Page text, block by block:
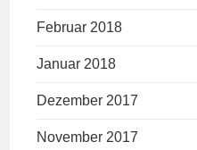
Februar 2018
Januar 2018
Dezember 2017
November 2017